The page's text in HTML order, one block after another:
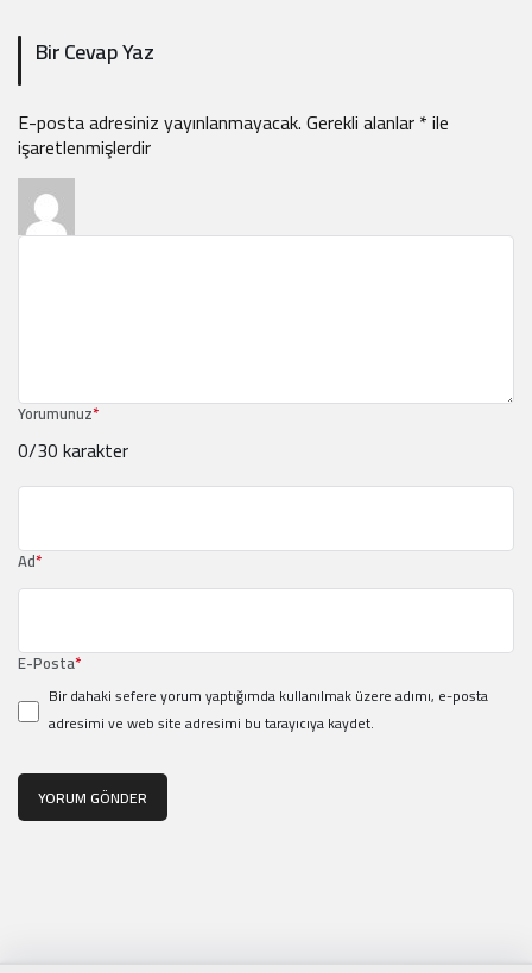
Bir Cevap Yaz
E-posta adresiniz yayınlanmayacak.Gerekli alanlar*ile
işaretlenmişlerdir
Yorumunuz*
0/30 karakter
Ad*
E-Posta*
Bir dahaki sefere yorum yaptığımda kullanılmak üzere adımı, e-posta
adresimi ve web site adresimi bu tarayıcıya kaydet.
YORUM GÖNDER